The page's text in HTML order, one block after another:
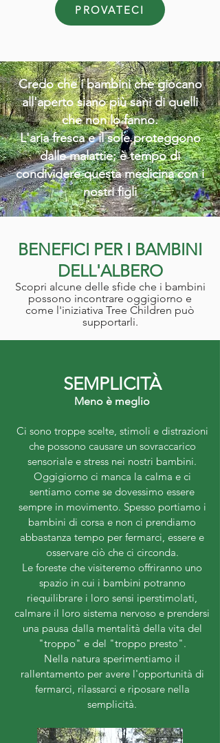
PROVATECI
Credo che i bambini che giocano
all'aperto siano più sani di quelli
che non lo fanno.
L'aria fresca e il sole proteggono
dalle malattie; è tempo di
condividere questa medicina con i
nostri figli
BENEFICI PER I BAMBINI
DELL'ALBERO
Scopri alcune delle sfide che i bambini
possono incontrare oggigiorno e
come l'iniziativa Tree Children può
supportarli.
SEMPLICITÀ
Meno è meglio
Ci sono troppe scelte, stimoli e distrazioni
che possono causare un sovraccarico
sensoriale e stress nei nostri bambini.
Oggigiorno ci manca la calma e ci
sentiamo come se dovessimo essere
sempre in movimento. Spesso portiamo i
bambini di corsa e non ci prendiamo
abbastanza tempo per fermarci, essere e
osservare ciò che ci circonda.
Le foreste che visiteremo offriranno uno
spazio in cui i bambini potranno
riequilibrare i loro sensi iperstimolati,
calmare il loro sistema nervoso e prendersi
una pausa dalla mentalità della vita del
"troppo" e del "troppo presto".
Nella natura sperimentiamo il
rallentamento per avere l'opportunità di
fermarci, rilassarci e riposare nella
semplicità.